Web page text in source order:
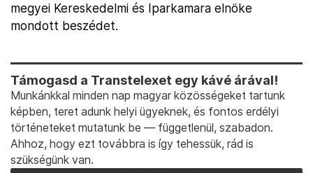
megyei Kereskedelmi és Iparkamara elnöke
mondott beszédet.
Támogasd a Transtelexet egy kávé árával!
Munkánkkal minden nap magyar közösségeket tartunk
képben, teret adunk helyi ügyeknek, és fontos erdélyi
történeteket mutatunk be — függetlenül, szabadon.
Ahhoz, hogy ezt továbbra is így tehessük, rád is
szükségünk van.